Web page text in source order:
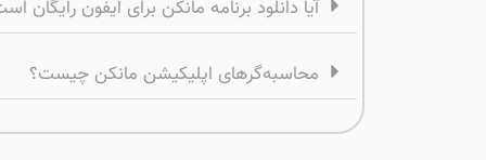
آیا دانلود برنامه مانکن برای ایفون رایگان
محاسبه‌گرهای اپلیکیشن مانکن چیست؟